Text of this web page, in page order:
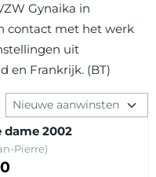
Gynaika in
contact met het werk
uit
en Frankrijk. (BT)
Sorteermethode
dame 2002
Pierre)